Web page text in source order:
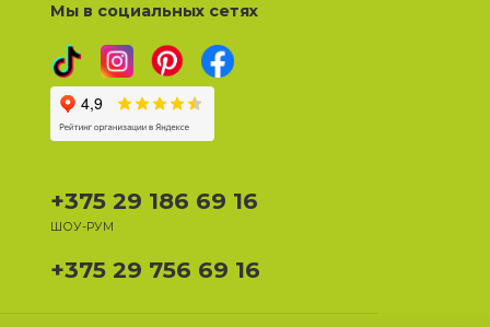
Мы в социальных сетях
+375 29 186 69 16
ШОУ-РУМ
+375 29 756 69 16